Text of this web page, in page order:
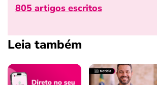
805 artigos escritos
Leia também